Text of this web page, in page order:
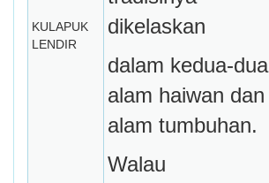
KULAPUK
LENDIR
dikelaskan
dalam kedua-dua
alam haiwan dan
alam tumbuhan.
Walau